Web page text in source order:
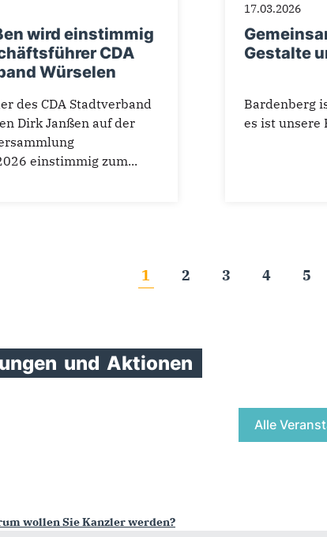
wird einstimmig
CDA
Würselen
des CDA Stadtverband
Dirk Janßen auf der
einstimmig zum...
17.03.2026
Gestalte
Bardenberg
es ist unsere
1 2 3 4 5
und Aktionen
Alle
wollen Sie Kanzler werden?